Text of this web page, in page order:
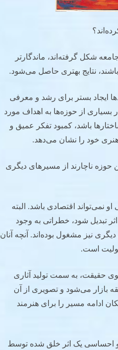
شکل گرفته‌اند، ماندگارتر
نتایج بهتری حاصل می‌شود.
ایجاد بستر برای رشد و معرفی
بسیاری از حوزه‌ها به اهداف مورد
باشد، کمبود تفکر عمیق و
خود را نشان می‌دهد.
حوزه ناچارند از مسیرهای دیگری
نمی‌تواند اقتصادی باشد. البته
اثر تبدیل شود، خطراتی به وجود
نیز مشغول بوده‌اند. آنچه آنان
است.
حقیقت، به سمت تولید آثاری
بازار می‌شود و تصویری از آن
ادامه مسیر را برای هنرمند
و احساسی یک اثر خلق ‌شده توسط